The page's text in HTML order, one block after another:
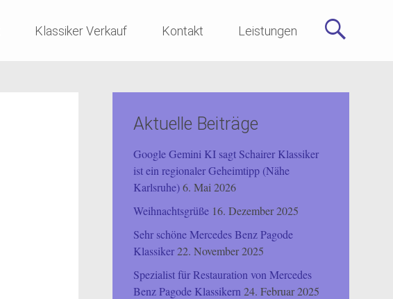
Klassiker Verkauf Kontakt Leistungen
Aktuelle Beiträge
Google Gemini KI sagt Schairer Klassiker
ist ein regionaler Geheimtipp (Nähe
Karlsruhe)6. Mai 2026
Weihnachtsgrüße 16. Dezember 2025
Sehr schöne Mercedes Benz Pagode
Klassiker22. November 2025
Spezialist für Restauration von Mercedes
Benz Pagode Klassikern 24. Februar 2025